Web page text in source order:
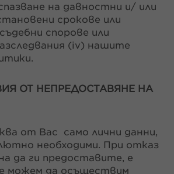
на давностни и/ или
срокове или
спорове или
(iv) нашите
ОТ НЕПРЕДОСТАВЯНЕ НА
от Вас само лични данни,
необходими. При отказ
да ги предоставите, е
можем да осъществим